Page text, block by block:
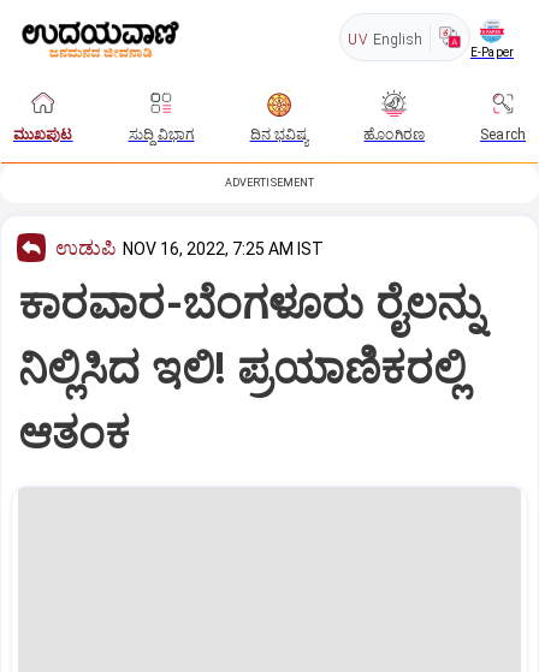
UV English
E-Paper
ಮುಖಪುಟ ಸುದ್ದಿ ವಿಭಾಗ ದಿನ ಭವಿಷ್ಯ ಹೊಂಗಿರಣ Search
ADVERTISEMENT
ಉಡುಪಿ NOV 16, 2022, 7:25 AM IST
ಕಾರವಾರ-ಬೆಂಗಳೂರು ರೈಲನ್ನು
ನಿಲ್ಲಿಸಿದ ಇಲಿ! ಪ್ರಯಾಣಿಕರಲ್ಲಿ
ಆತಂಕ